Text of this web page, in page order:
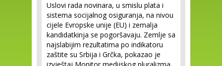
Uslovi rada novinara, u smislu plata i
sistema socijalnog osiguranja, na nivou
cijele Evropske unije (EU) i zemalja
kandidatkinja se pogoršavaju. Zemlje sa
najslabijim rezultatima po indikatoru
zaštite su Srbija i Grčka, pokazao je